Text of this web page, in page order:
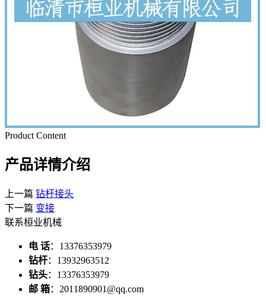
Product Content
产品详情介绍
上一篇 钻杆接头
下一篇 变接
联系桓业机械
电 话：13376353979
钻杆：13932963512
钻头：13376353979
邮 箱：2011890901@qq.com